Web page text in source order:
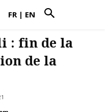
FR | EN
: fin de la
de la